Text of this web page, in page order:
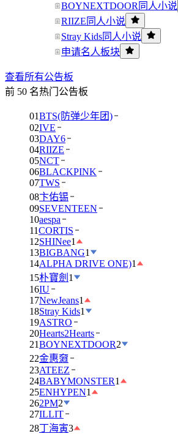
BOYNEXTDOOR同人小说
RIIZE同人小说
Stray Kids同人小说
申请名人板块
查看所有公告板
前 50 名热门公告板
01BTS(防弹少年团)
02IVE
03DAY6
04RIIZE
05NCT
06BLACKPINK
07TWS
08卞佑锡
09SEVENTEEN
10aespa
11CORTIS
12SHINee1
13BIGBANG1
14ALPHA DRIVE ONE)1
15朴寶劍 1
16IU
17NewJeans1
18Stray Kids1
19ASTRO
20Hearts2Hearts
21BOYNEXTDOOR2
22金惠奫
23ATEEZ
24BABYMONSTER1
25ENHYPEN1
262PM2
27ILLIT
28丁海寅3